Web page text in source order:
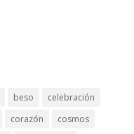
beso
celebración
corazón
cosmos